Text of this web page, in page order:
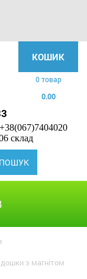
КОШИК
0 товар
0.00
+38(067)7404020
склад
дошки з магнітом